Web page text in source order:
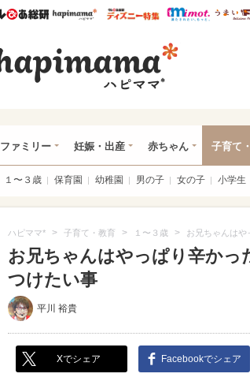
ウレぴあ総研ハピママ* ウレぴあ総研
mimot.
ファミリー 妊娠・出産 赤ちゃん 子育て
１〜３歳 保育園 幼稚園 男の子 女の子 小学生
ハピママ* > 子育て・教育 > １〜３歳 > お兄ちゃんはや
お兄ちゃんはやっぱり辛かっ
つけたい事
平川 裕貴
Xでシェア Facebookでシェア